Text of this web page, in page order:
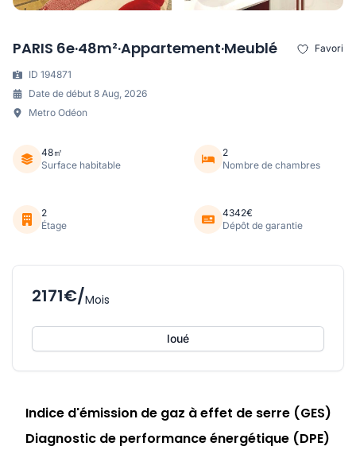
PARIS 6e·48m²·Appartement·Meublé Favori
ID 194871
Date de début 8 Aug, 2026
Metro Odéon
48㎡
Surface habitable
2
Nombre de chambres
2
Étage
4342€
Dépôt de garantie
2171€/Mois
loué
Indice d'émission de gaz à effet de serre (GES)
Diagnostic de performance énergétique (DPE)